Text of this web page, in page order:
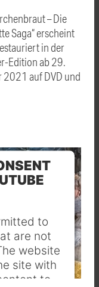
– Die
Saga“ erscheint
in der
Edition ab 29.
2021 auf DVD und
to
are not
website
site with
to